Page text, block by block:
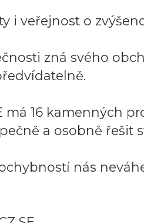
i veřejnost o
zná svého
má 16 kamenných
a osobně řešit
nás